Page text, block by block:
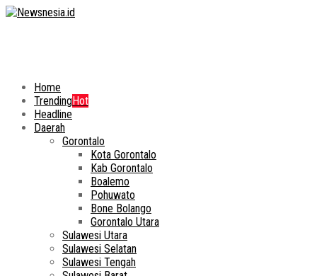
Home
TrendingHot
Headline
Daerah
Gorontalo
Kota Gorontalo
Kab Gorontalo
Boalemo
Pohuwato
Bone Bolango
Gorontalo Utara
Sulawesi Utara
Sulawesi Selatan
Sulawesi Tengah